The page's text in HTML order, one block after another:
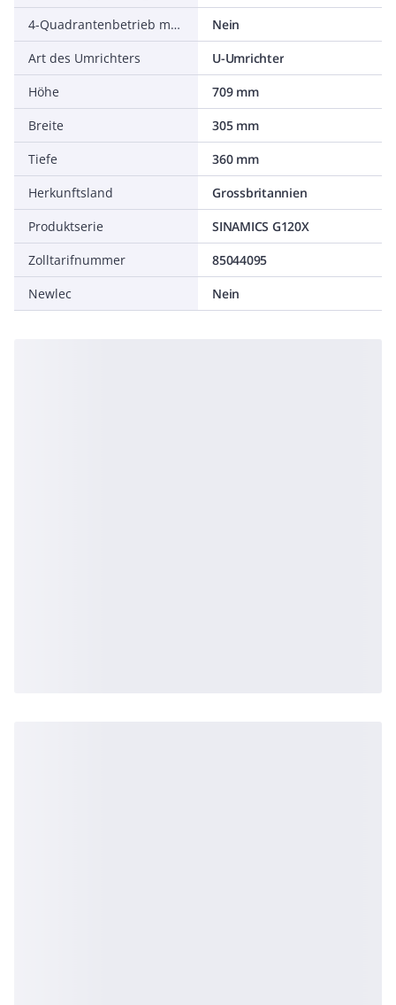
4-Quadrantenbetrieb möglich
Nein
Art des Umrichters
U-Umrichter
Höhe
709 mm
Breite
305 mm
Tiefe
360 mm
Herkunftsland
Grossbritannien
Produktserie
SINAMICS G120X
Zolltarifnummer
85044095
Newlec
Nein